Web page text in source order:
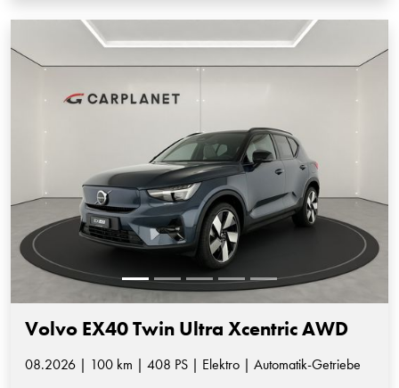
Volvo EX40 Twin Ultra Xcentric AWD
08.2026 | 100 km | 408 PS | Elektro | Automatik-Getriebe